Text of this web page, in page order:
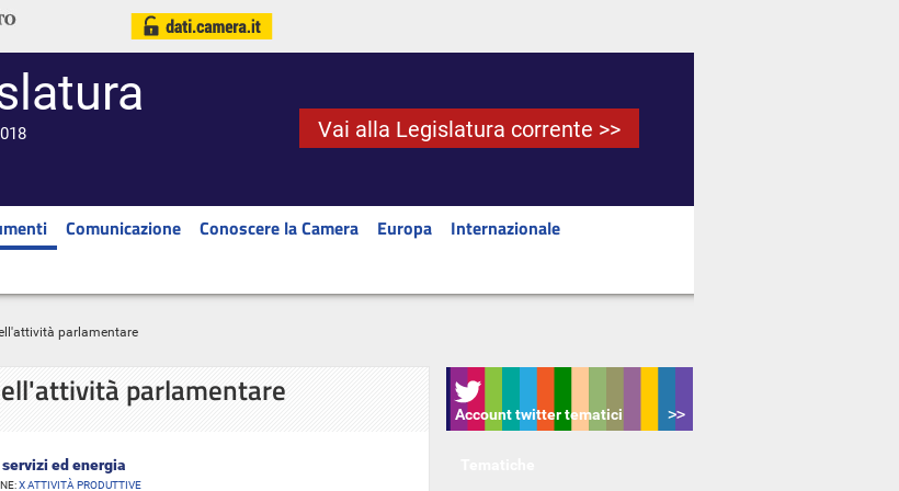
Vai alla Legislatura corrente >>
Comunicazione Conoscere la Camera Europa
Internazionale
parlamentare
parlamentare
ed energia
X ATTIVITÀ PRODUTTIVE
Account twitter tematici